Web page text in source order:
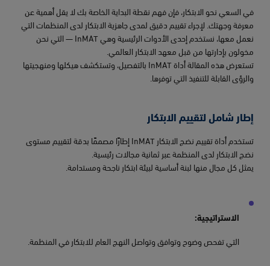
في السعي نحو الابتكار، فإن فهم نقطة البداية الخاصة بك لا يقل أهمية عن
معرفة وجهتك. لإجراء تقييم دقيق لمدى جاهزية الابتكار لدى المنظمات التي
نعمل معها، نستخدم إحدى الأدوات الرئيسية وهي InMAT — التي نحن
مخولون بإدارتها من قبل معهد الابتكار العالمي.
تستعرض هذه المقالة أداة InMAT بالتفصيل، وتستكشف هيكلها ومنهجيتها
والرؤى القابلة للتنفيذ التي توفرها.
إطار شامل لتقييم الابتكار
تستخدم أداة تقييم نضج الابتكار InMAT إطارًا مصممًا بدقة لتقييم مستوى
نضج الابتكار لدى المنظمة عبر ثمانية مجالات رئيسية.
يمثل كل مجال منها لبنة أساسية لبيئة ابتكار ناجحة ومستدامة.
الاستراتيجية:
التي تفحص وضوح وتوافق وتواصل النهج العام للابتكار في المنظمة.